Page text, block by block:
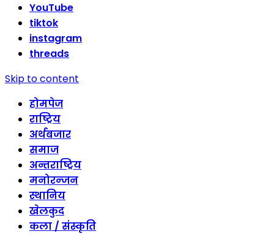
YouTube
tiktok
instagram
threads
Skip to content
होमपेज
राष्ट्रिय
अर्थबजार
समाज
अन्तराष्ट्रिय
मनोरन्जन
स्थानिय
खेलकुद
कला / संस्कृति